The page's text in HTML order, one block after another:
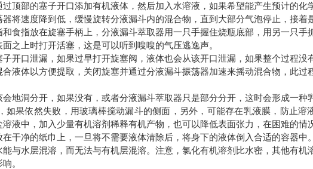
部的塞子开口添加有机液体，然后加入水溶液，如果希望能产生预计的化
将速度降到低，缓慢旋转分液漏斗内的混合物，直到大部分气泡停止，接着
食指放在旋塞手柄上，分液漏斗萃取器用一只手握住烧瓶底部，用另一只手
之上时打开活塞，这是可以听到嗖嗖的气压逃逸声。
口泄漏，如果过早打开旋塞阀，液体也会从该开口泄漏，如果整个过程没
液体以方便提取，关闭旋塞并通过分液漏斗振荡器加速来摇动混合物，此过
洞分开，如果没有，或者分液漏斗萃取器只是部分分开，这时会形成一种
果依然失败，用玻璃棒搅动漏斗的侧面，另外，可能存在乳液膜，防止溶
液中，加入少量有机溶剂稀释有机产物，也可以降低表面张力，在困难的情
干净的纸巾上，一旦将不需要液体清除后，将身下的液体倒入合适的容器中
水层混溶，而无法与有机层混溶。注意，氯化有机溶剂比水密，其他有机
。